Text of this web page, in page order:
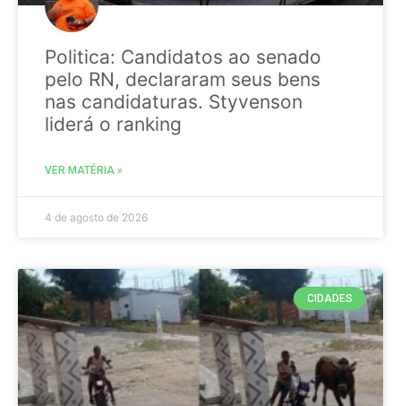
Politica: Candidatos ao senado
pelo RN, declararam seus bens
nas candidaturas. Styvenson
liderá o ranking
VER MATÉRIA »
4 de agosto de 2026
CIDADES